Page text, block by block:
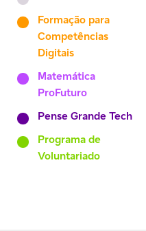
Formação para
Competências
Digitais
Matemática
ProFuturo
Pense Grande Tech
Programa de
Voluntariado